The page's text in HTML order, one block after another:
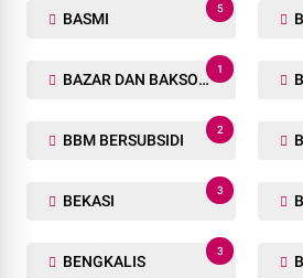
BASMI
5
BAZAR DAN BAKSOS RAMADHAN
1
BBM BERSUBSIDI
2
BEKASI
3
BENGKALIS
3